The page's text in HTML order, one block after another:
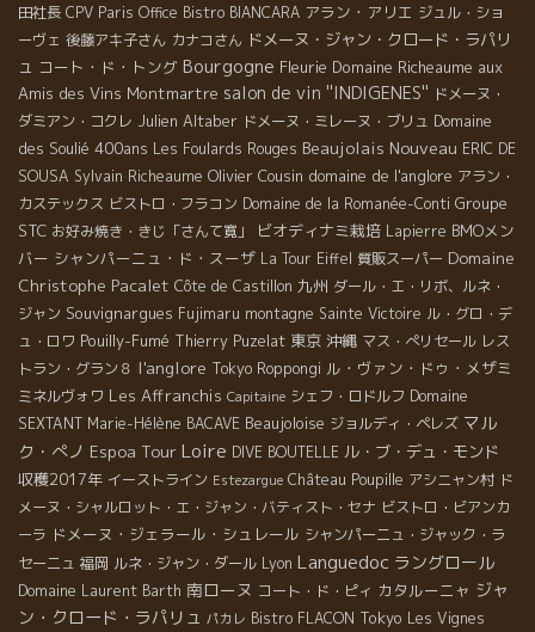
田社長 CPV Paris Office Bistro BIANCARA アラン・アリエ ジュル・ショ
ーヴェ 後藤アキ子さん カナコさん ドメーヌ・ジャン・クロード・ラパリ
ュ コート・ド・トング Bourgogne Fleurie Domaine Richeaume aux
Amis des Vins Montmartre salon de vin ''INDIGENES'' ドメーヌ・
ダミアン・コクレ Julien Altaber ドメーヌ・ミレーヌ・ブリュ Domaine
des Soulié 400ans Les Foulards Rouges Beaujolais Nouveau ERIC DE
SOUSA Sylvain Richeaume Olivier Cousin domaine de l'anglore アラン・
カステックス ビストロ・フラコン Domaine de la Romanée-Conti Groupe
STC お好み焼き・きじ「さんて寛」 ビオディナミ栽培 Lapierre BMOメン
バー シャンパーニュ・ド・スーザ La Tour Eiffel 質販スーパー Domaine
Christophe Pacalet Côte de Castillon 九州 ダール・エ・リボ、ルネ・
ジャン Souvignargues Fujimaru montagne Sainte Victoire ル・グロ・デ
ュ・ロワ Pouilly-Fumé Thierry Puzelat 東京 沖縄 マス・ぺリセール レス
トラン・グラン８ l'anglore Tokyo Roppongi ル・ヴァン・ドゥ・メザミ
ミネルヴォワ Les Affranchis Capitaine シェフ・ロドルフ Domaine
SEXTANT Marie-Hélène BACAVE Beaujoloise ジョルディ・ペレズ マル
ク・ぺノ Espoa Tour Loire DIVE BOUTELLE ル・ブ・デュ・モンド
収穫2017年 イーストライン Estezargue Château Poupille アシニャン村 ド
メーヌ・シャルロット・エ・ジャン・バティスト・セナ ビストロ・ビアンカ
ーラ ドメーヌ・ジェラール・シュレール シャンパーニュ・ジャック・ラ
セーニュ 福岡 ルネ・ジャン・ダール Lyon Languedoc ラングロール
Domaine Laurent Barth 南ローヌ コート・ド・ピィ カタルーニャ ジャ
ン・クロード・ラパリュ パカレ Bistro FLACON Tokyo Les Vignes